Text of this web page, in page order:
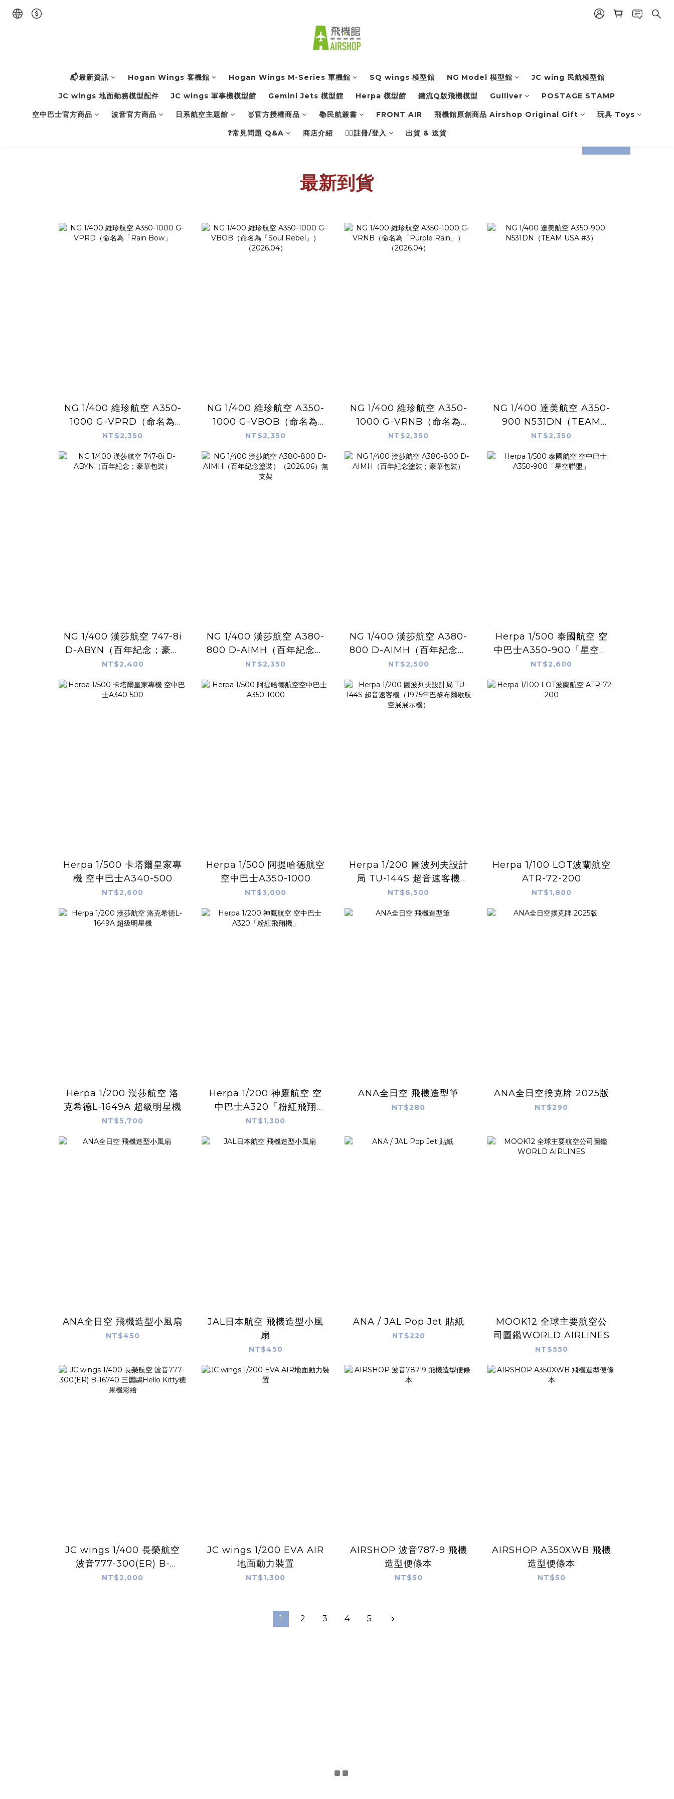
📬最新資訊 Hogan Wings 客機館 Hogan Wings M-Series 軍機館 SQ wings 模型館 NG Model 模型館 JC wing 民航模型館
JC wings 地面勤務模型配件 JC wings 軍事機模型館 Gemini Jets 模型館 Herpa 模型館 鐵流Q版飛機模型 Gulliver POSTAGE STAMP
空中巴士官方商品 波音官方商品 日系航空主題館 🥇官方授權商品 📚民航叢書 FRONT AIR 飛機館原創商品 Airshop Original Gift 玩具 Toys
❓常見問題 Q&A 商店介紹 👨‍✈️註冊/登入 出貨 & 送貨
prev next
最新到貨
NG 1/400 維珍航空 A350-
1000 G-VPRD（命名為
「Rain Bow」
NT$2,350
NG 1/400 維珍航空 A350-
1000 G-VBOB（命名為
「Soul Rebel」）
NT$2,350
NG 1/400 維珍航空 A350-
1000 G-VRNB（命名為
「Purple Rain」）
NT$2,350
NG 1/400 達美航空 A350-
900 N531DN（TEAM
USA #3）
NT$2,350
NG 1/400 漢莎航空 747-8i
D-ABYN（百年紀念；豪華
包裝）
NT$2,400
NG 1/400 漢莎航空 A380-
800 D-AIMH（百年紀念塗
裝）（2026.06）無支架
NT$2,350
NG 1/400 漢莎航空 A380-
800 D-AIMH（百年紀念塗
裝；豪華包裝）
NT$2,500
Herpa 1/500 泰國航空 空
中巴士A350-900「星空聯
盟」
NT$2,600
Herpa 1/500 卡塔爾皇家專
機 空中巴士A340-500
NT$2,600
Herpa 1/500 阿提哈德航空
空中巴士A350-1000
NT$3,000
Herpa 1/200 圖波列夫設計
局 TU-144S 超音速客機
（1975年巴黎布爾歇航空展
NT$6,500
Herpa 1/100 LOT波蘭航空
ATR-72-200
NT$1,800
Herpa 1/200 漢莎航空 洛
克希德L-1649A 超級明星機
NT$5,700
Herpa 1/200 神鷹航空 空
中巴士A320「粉紅飛翔
機」
NT$1,300
ANA全日空 飛機造型筆
NT$280
ANA全日空撲克牌 2025版
NT$290
ANA全日空 飛機造型小風扇
NT$450
JAL日本航空 飛機造型小風
扇
NT$450
ANA / JAL Pop Jet 貼紙
NT$220
MOOK12 全球主要航空公
司圖鑑WORLD AIRLINES
NT$550
JC wings 1/400 長榮航空
波音777-300(ER) B-
16740 三麗鷗Hello Kitty
NT$2,000
JC wings 1/200 EVA AIR
地面動力裝置
NT$1,300
AIRSHOP 波音787-9 飛機
造型便條本
NT$50
AIRSHOP A350XWB 飛機
造型便條本
NT$50
1 2 3 4 5